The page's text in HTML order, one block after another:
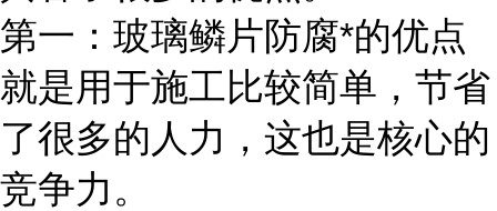
第一：玻璃鳞片防腐*的优点
就是用于施工比较简单，节省
了很多的人力，这也是核心的
竞争力。